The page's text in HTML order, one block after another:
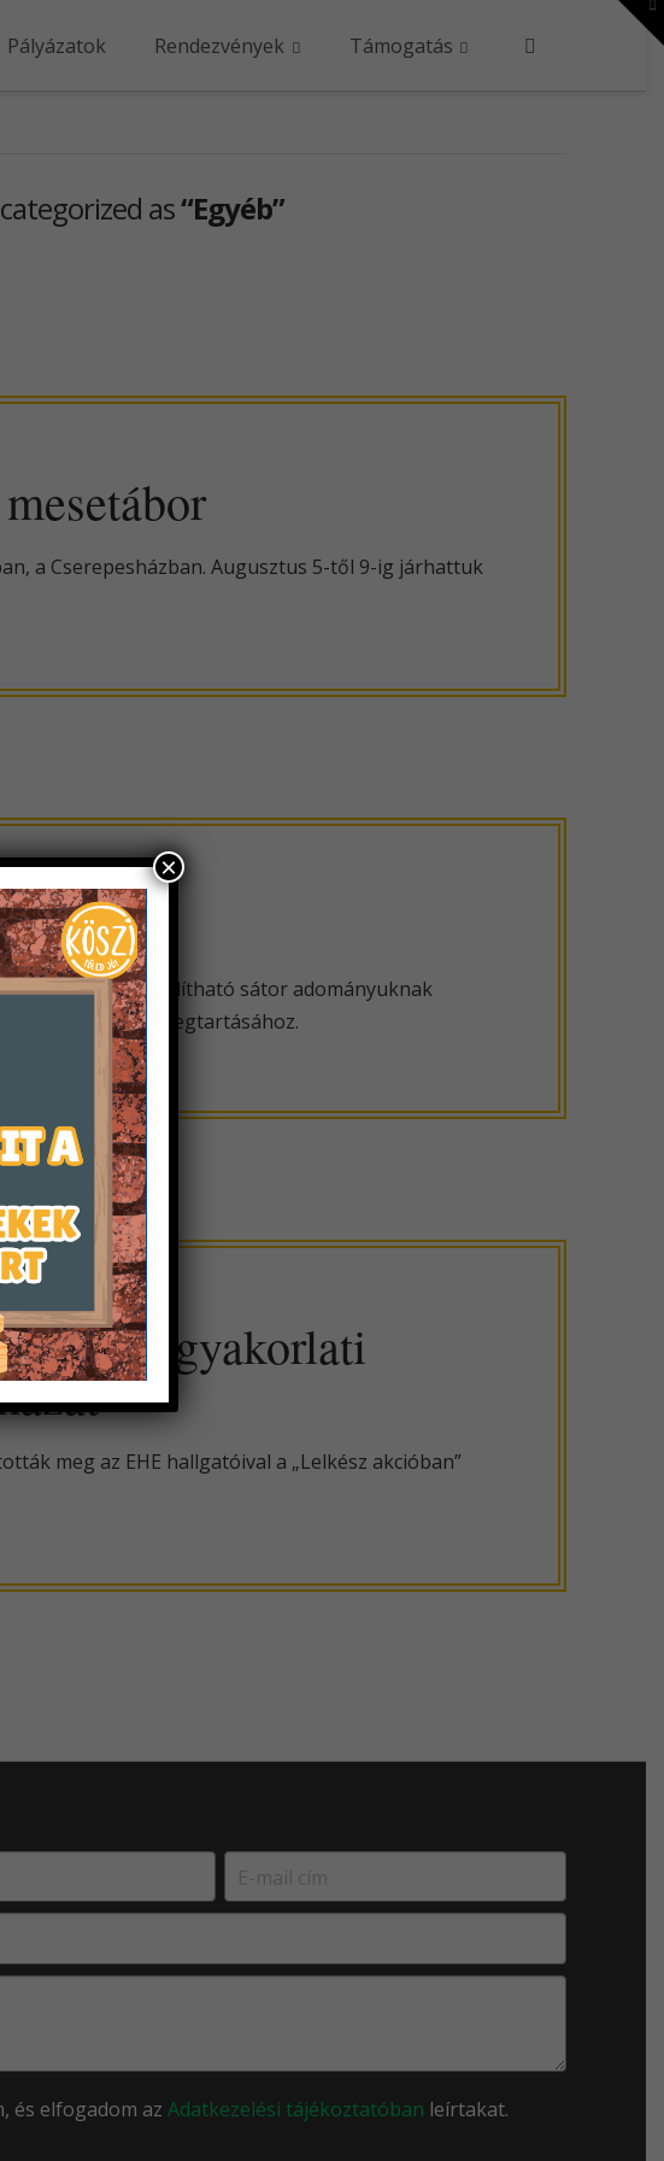
Pályázatok Rendezvények Támogatás
as“Egyéb”
a Cserepesházban. Augusztus 5-től 9-ig járhattuk
től: gyorsan felállítható sátor adományuknak
eseményeink megtartásához.
KÖSZI gyakorlati
meg az EHE hallgatóival a „Lelkész akcióban”
és elfogadom azAdatkezelési tájékoztatóban leírtakat.
×